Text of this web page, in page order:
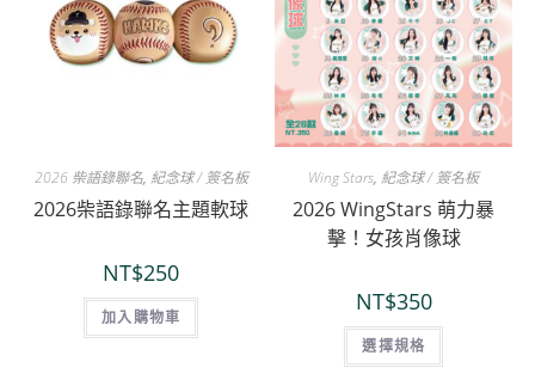
2026 柴語錄聯名, 紀念球 / 簽名板
2026柴語錄聯名主題軟球
NT$250
加入購物車
Wing Stars, 紀念球 / 簽名板
2026 WingStars 萌力暴
擊！女孩肖像球
NT$350
選擇規格